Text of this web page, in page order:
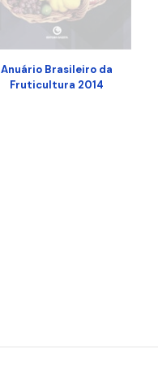
Anuário Brasileiro da
Fruticultura 2014